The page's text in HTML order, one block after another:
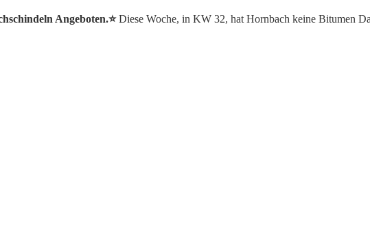
Angeboten.⭐️Diese Woche, in KW 32, hat Hornbach keine Bitumen